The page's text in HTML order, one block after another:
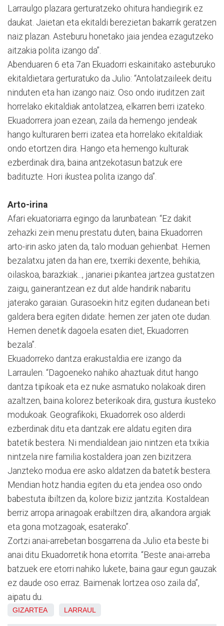
Larraulgo plazara gerturatzeko ohitura handiegirik ez
daukat. Jaietan eta ekitaldi berezietan bakarrik geratzen
naiz plazan. Asteburu honetako jaia jendea ezagutzeko
aitzakia polita izango da”.
Abenduaren 6 eta 7an Ekuadorri eskainitako asteburuko
ekitaldietara gerturatuko da Julio: “Antolatzaileek deitu
ninduten eta han izango naiz. Oso ondo iruditzen zait
horrelako ekitaldiak antolatzea, elkarren berri izateko.
Ekuadorrera joan ezean, zaila da hemengo jendeak
hango kulturaren berri izatea eta horrelako ekitaldiak
ondo etortzen dira. Hango eta hemengo kulturak
ezberdinak dira, baina antzekotasun batzuk ere
badituzte. Hori ikustea polita izango da”.
Arto-irina
Afari ekuatoriarra egingo da larunbatean: “Ez dakit
zehazki zein menu prestatu duten, baina Ekuadorren
arto-irin asko jaten da, talo moduan gehienbat. Hemen
bezalatxu jaten da han ere, txerriki dexente, behikia,
oilaskoa, barazkiak..., janariei pikantea jartzea gustatzen
zaigu, gainerantzean ez dut alde handirik nabaritu
jaterako garaian. Gurasoekin hitz egiten dudanean beti
galdera bera egiten didate: hemen zer jaten ote dudan.
Hemen denetik dagoela esaten diet, Ekuadorren
bezala”.
Ekuadorreko dantza erakustaldia ere izango da
Larraulen. “Dagoeneko nahiko ahaztuak ditut hango
dantza tipikoak eta ez nuke asmatuko nolakoak diren
azaltzen, baina kolorez beterikoak dira, gustura ikusteko
modukoak. Geografikoki, Ekuadorrek oso alderdi
ezberdinak ditu eta dantzak ere aldatu egiten dira
batetik bestera. Ni mendialdean jaio nintzen eta txikia
nintzela nire familia kostaldera joan zen bizitzera.
Janzteko modua ere asko aldatzen da batetik bestera.
Mendian hotz handia egiten du eta jendea oso ondo
babestuta ibiltzen da, kolore biziz jantzita. Kostaldean
berriz arropa arinagoak erabiltzen dira, alkandora argiak
eta gona motzagoak, esaterako”.
Zortzi anai-arrebetan bosgarrena da Julio eta beste bi
anai ditu Ekuadorretik hona etorrita. “Beste anai-arreba
batzuek ere etorri nahiko lukete, baina gaur egun gauzak
ez daude oso erraz. Baimenak lortzea oso zaila da”,
aipatu du.
GIZARTEA LARRAUL